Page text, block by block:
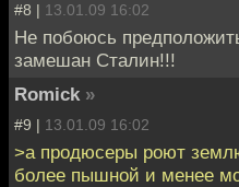
#8 | 13.01.09 16:02
Не побоюсь
замешан Сталин!!!
Romick »
#9 | 13.01.09 16:02
>а продюсеры роют
более пышной и менее